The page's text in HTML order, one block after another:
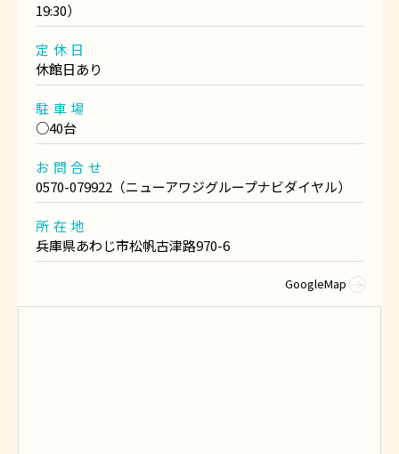
19:30）
定休日
休館日あり
駐車場
○40台
お問合せ
0570-079922（ニューアワジグループナビダイヤル）
所在地
兵庫県あわじ市松帆古津路970-6
GoogleMap